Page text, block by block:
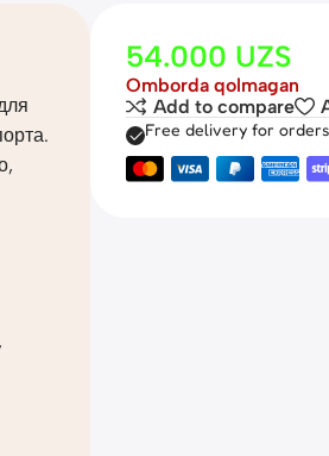
54.000 UZS
Omborda qolmagan
Add to compare
Free delivery for